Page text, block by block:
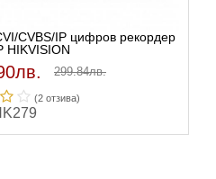
CVBS/IP цифров рекордер
HIKVISION
299.84лв.
(2 отзивa)